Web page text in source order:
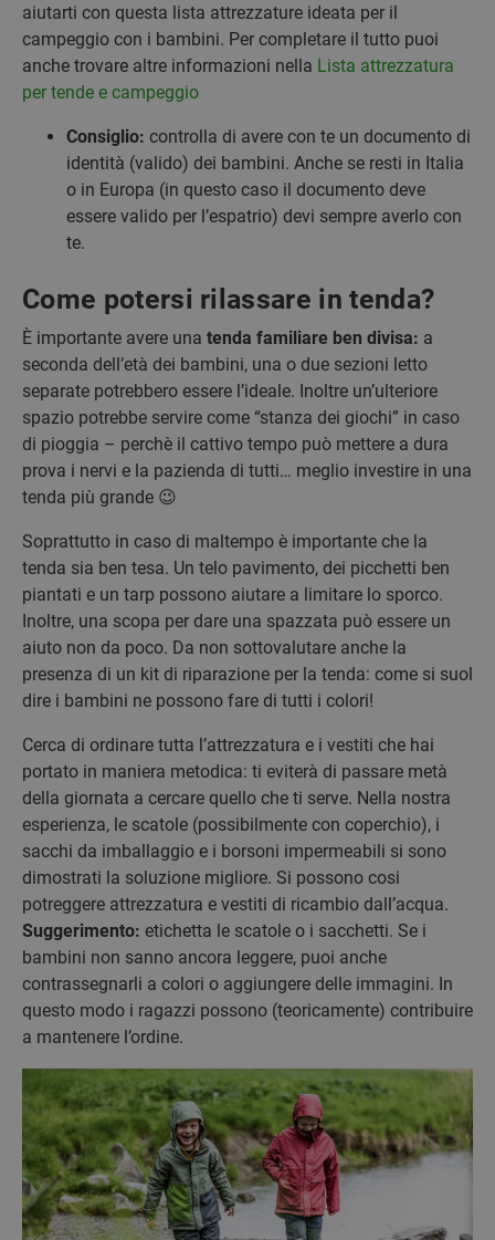
aiutarti con questa lista attrezzature ideata per il
campeggio con i bambini. Per completare il tutto puoi
anche trovare altre informazioni nella Lista attrezzatura
per tende e campeggio
Consiglio: controlla di avere con te un documento di
identità (valido) dei bambini. Anche se resti in Italia
o in Europa (in questo caso il documento deve
essere valido per l’espatrio) devi sempre averlo con
te.
Come potersi rilassare in tenda?
È importante avere una tenda familiare ben divisa: a
seconda dell’età dei bambini, una o due sezioni letto
separate potrebbero essere l’ideale. Inoltre un’ulteriore
spazio potrebbe servire come “stanza dei giochi” in caso
di pioggia – perchè il cattivo tempo può mettere a dura
prova i nervi e la pazienda di tutti… meglio investire in una
tenda più grande 😉
Soprattutto in caso di maltempo è importante che la
tenda sia ben tesa. Un telo pavimento, dei picchetti ben
piantati e un tarp possono aiutare a limitare lo sporco.
Inoltre, una scopa per dare una spazzata può essere un
aiuto non da poco. Da non sottovalutare anche la
presenza di un kit di riparazione per la tenda: come si suol
dire i bambini ne possono fare di tutti i colori!
Cerca di ordinare tutta l’attrezzatura e i vestiti che hai
portato in maniera metodica: ti eviterà di passare metà
della giornata a cercare quello che ti serve. Nella nostra
esperienza, le scatole (possibilmente con coperchio), i
sacchi da imballaggio e i borsoni impermeabili si sono
dimostrati la soluzione migliore. Si possono cosi
potreggere attrezzatura e vestiti di ricambio dall’acqua.
Suggerimento: etichetta le scatole o i sacchetti. Se i
bambini non sanno ancora leggere, puoi anche
contrassegnarli a colori o aggiungere delle immagini. In
questo modo i ragazzi possono (teoricamente) contribuire
a mantenere l’ordine.